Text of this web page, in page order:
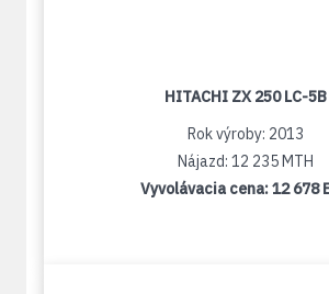
HITACHI ZX 250 LC-5B
Rok výroby: 2013
Nájazd: 12 235 MTH
Vyvolávacia cena:12 678